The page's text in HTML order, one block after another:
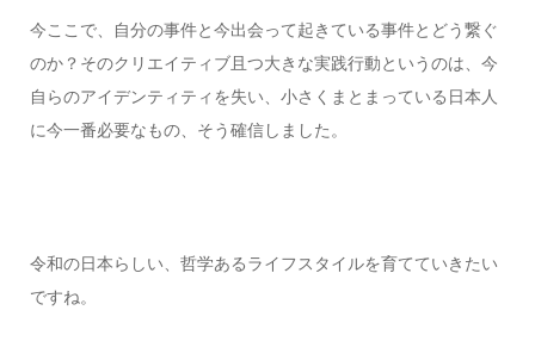
今ここで、自分の事件と今出会って起きている事件とどう繋ぐ
のか？そのクリエイティブ且つ大きな実践行動というのは、今
自らのアイデンティティを失い、小さくまとまっている日本人
に今一番必要なもの、そう確信しました。
令和の日本らしい、哲学あるライフスタイルを育てていきたい
ですね。